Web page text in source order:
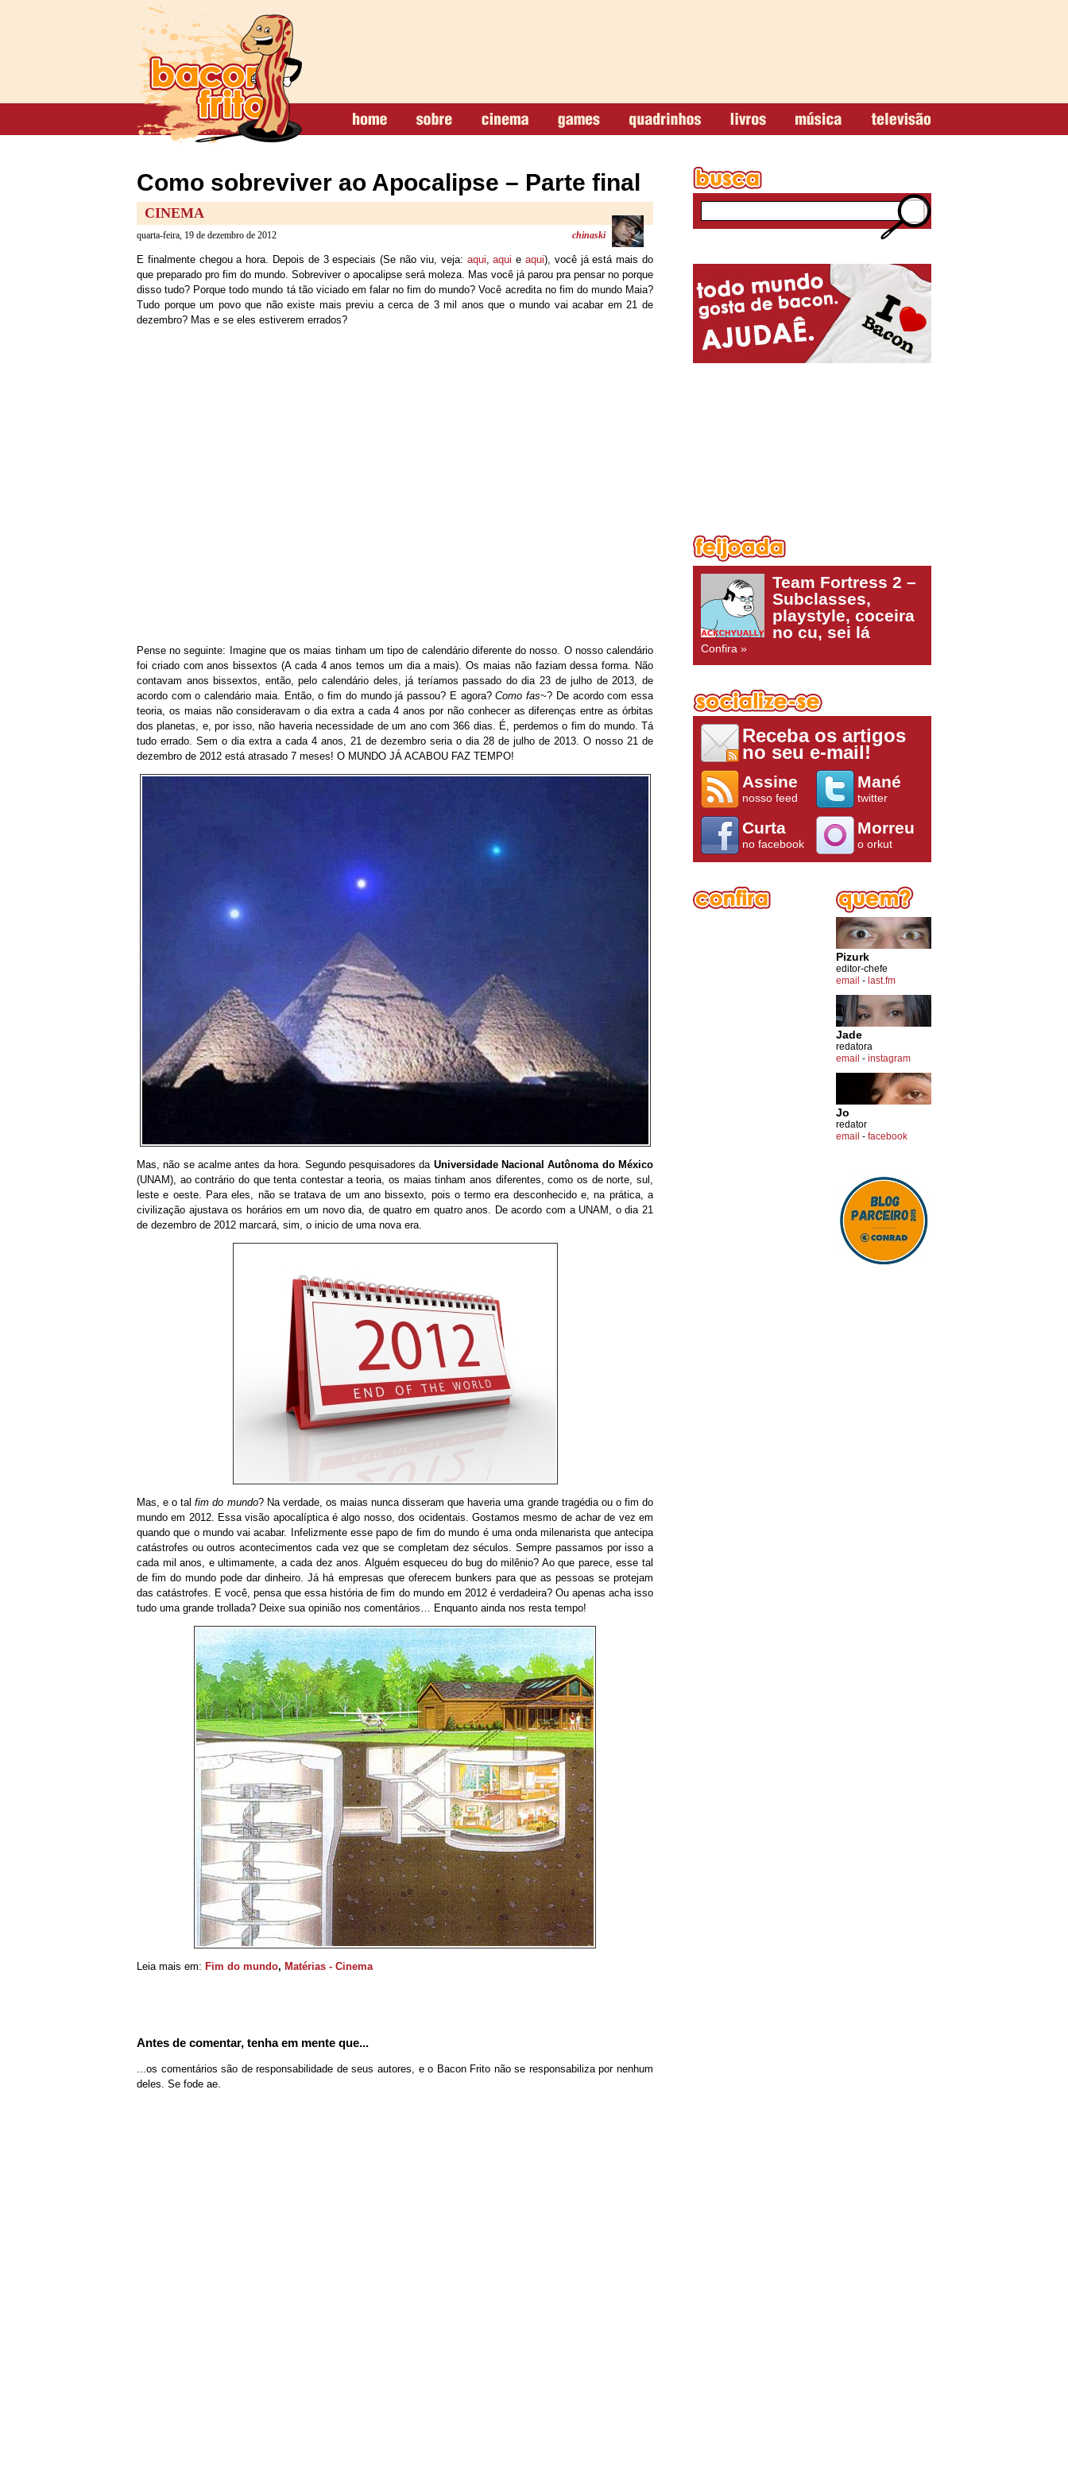
Como sobreviver ao Apocalipse – Parte final
CINEMA
quarta-feira, 19 de dezembro de 2012 chinaski
E finalmente chegou a hora. Depois de 3 especiais (Se não viu, veja: aqui,aqui e aqui), você já está mais do
que preparado pro fim do mundo. Sobreviver o apocalipse será moleza. Mas você já parou pra pensar no porque
disso tudo? Porque todo mundo tá tão viciado em falar no fim do mundo? Você acredita no fim do mundo Maia?
Tudo porque um povo que não existe mais previu a cerca de 3 mil anos que o mundo vai acabar em 21 de
dezembro? Mas e se eles estiverem errados?
Pense no seguinte: Imagine que os maias tinham um tipo de calendário diferente do nosso. O nosso calendário
foi criado com anos bissextos (A cada 4 anos temos um dia a mais). Os maias não faziam dessa forma. Não
contavam anos bissextos, então, pelo calendário deles, já teríamos passado do dia 23 de julho de 2013, de
acordo com o calendário maia. Então, o fim do mundo já passou? E agora?Como fas~? De acordo com essa
teoria, os maias não consideravam o dia extra a cada 4 anos por não conhecer as diferenças entre as órbitas
dos planetas, e, por isso, não haveria necessidade de um ano com 366 dias. É, perdemos o fim do mundo. Tá
tudo errado. Sem o dia extra a cada 4 anos, 21 de dezembro seria o dia 28 de julho de 2013. O nosso 21 de
dezembro de 2012 está atrasado 7 meses! O MUNDO JÁ ACABOU FAZ TEMPO!
Mas, não se acalme antes da hora. Segundo pesquisadores da Universidade Nacional Autônoma do México
(UNAM), ao contrário do que tenta contestar a teoria, os maias tinham anos diferentes, como os de norte, sul,
leste e oeste. Para eles, não se tratava de um ano bissexto, pois o termo era desconhecido e, na prática, a
civilização ajustava os horários em um novo dia, de quatro em quatro anos. De acordo com a UNAM, o dia 21
de dezembro de 2012 marcará, sim, o inicio de uma nova era.
Mas, e o talfim do mundo? Na verdade, os maias nunca disseram que haveria uma grande tragédia ou o fim do
mundo em 2012. Essa visão apocalíptica é algo nosso, dos ocidentais. Gostamos mesmo de achar de vez em
quando que o mundo vai acabar. Infelizmente esse papo de fim do mundo é uma onda milenarista que antecipa
catástrofes ou outros acontecimentos cada vez que se completam dez séculos. Sempre passamos por isso a
cada mil anos, e ultimamente, a cada dez anos. Alguém esqueceu do bug do milênio? Ao que parece, esse tal
de fim do mundo pode dar dinheiro. Já há empresas que oferecem bunkers para que as pessoas se protejam
das catástrofes. E você, pensa que essa história de fim do mundo em 2012 é verdadeira? Ou apenas acha isso
tudo uma grande trollada? Deixe sua opinião nos comentários… Enquanto ainda nos resta tempo!
Leia mais em: Fim do mundo, Matérias - Cinema
Antes de comentar, tenha em mente que...
...os comentários são de responsabilidade de seus autores, e o Bacon Frito não se responsabiliza por nenhum
deles. Se fode ae.
Team Fortress 2 –
Subclasses,
playstyle, coceira
no cu, sei lá
Confira »
Receba os artigos
no seu e-mail!
Assine
nosso feed
Mané
twitter
Curta
no facebook
Morreu
o orkut
Pizurk
editor-chefe
email - last.fm
Jade
redatora
email - instagram
Jo
redator
email - facebook